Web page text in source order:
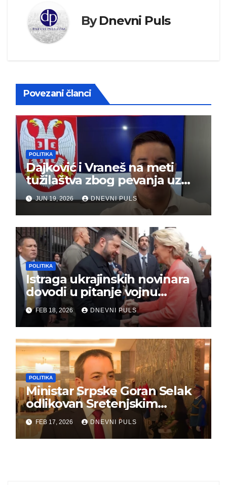
ByDnevni Puls
Povezani članci
POLITIKA
Dajković i Vraneš na meti
tužilaštva zbog pevanja uz
gusle
JUN 19, 2026 DNEVNI PULS
POLITIKA
Istraga ukrajinskih novinara
dovodi u pitanje vojnu
pomoć Kijevu – Vojna pomoć
skrenula sa puta!
FEB 18, 2026 DNEVNI PULS
POLITIKA
Ministar Srpske Goran Selak
odlikovan Sretenjskim
ordenom
FEB 17, 2026 DNEVNI PULS